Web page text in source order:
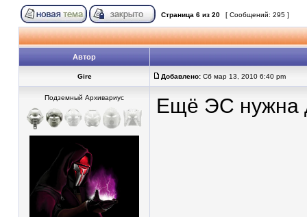
Страница 6 из 20 [ Сообщений: 295 ]
Автор
Gire Добавлено: Сб мар 13, 2010 6:40 pm
Подземный Архивариус Ещё ЭС нужна